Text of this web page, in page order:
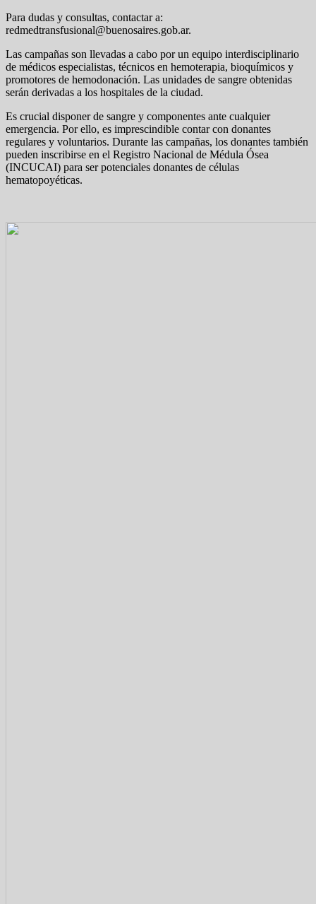
Para dudas y consultas, contactar a:
redmedtransfusional@buenosaires.gob.ar.
Las campañas son llevadas a cabo por un equipo interdisciplinario
de médicos especialistas, técnicos en hemoterapia, bioquímicos y
promotores de hemodonación. Las unidades de sangre obtenidas
serán derivadas a los hospitales de la ciudad.
Es crucial disponer de sangre y componentes ante cualquier
emergencia. Por ello, es imprescindible contar con donantes
regulares y voluntarios. Durante las campañas, los donantes también
pueden inscribirse en el Registro Nacional de Médula Ósea
(INCUCAI) para ser potenciales donantes de células
hematopoyéticas.